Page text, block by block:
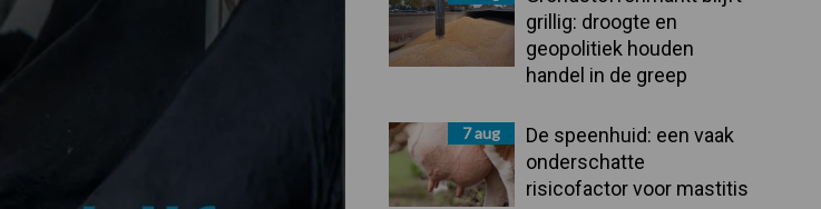
grillig: droogte en
geopolitiek houden
handel in de greep
7 aug
De speenhuid: een vaak
onderschatte
risicofactor voor mastitis